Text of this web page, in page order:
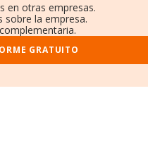
en otras empresas.
sobre la empresa.
GRATUITO